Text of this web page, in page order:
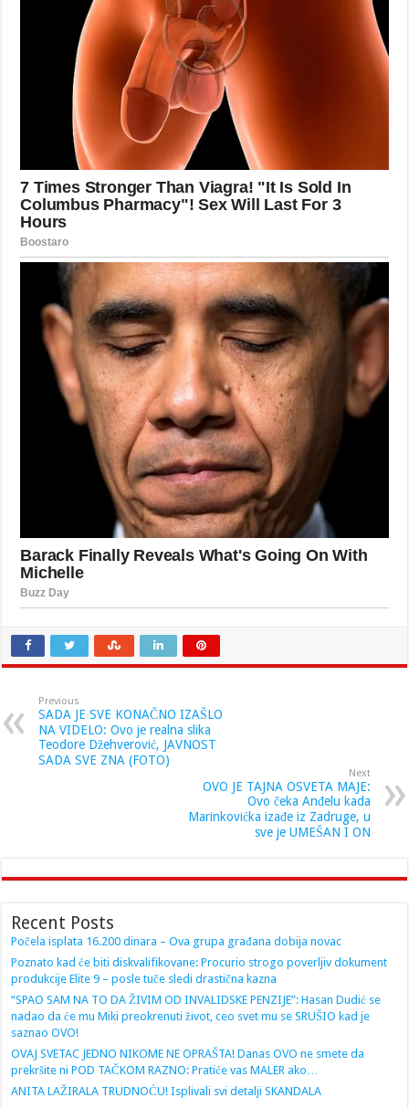
Previous
SADA JE SVE KONAČNO IZAŠLO
NA VIDELO: Ovo je realna slika
Teodore Džehverović, JAVNOST
SADA SVE ZNA (FOTO)
Next
OVO JE TAJNA OSVETA MAJE:
Ovo čeka Anđelu kada
Marinkovićka izađe iz Zadruge, u
sve je UMEŠAN I ON
Recent Posts
Počela isplata 16.200 dinara – Ova grupa građana dobija novac
Poznato kad će biti diskvalifikovane: Procurio strogo poverljiv dokument
produkcije Elite 9 – posle tuče sledi drastična kazna
“SPAO SAM NA TO DA ŽIVIM OD INVALIDSKE PENZIJE”: Hasan Dudić se
nadao da će mu Miki preokrenuti život, ceo svet mu se SRUŠIO kad je
saznao OVO!
OVAJ SVETAC JEDNO NIKOME NE OPRAŠTA! Danas OVO ne smete da
prekršite ni POD TAČKOM RAZNO: Pratiće vas MALER ako…
ANITA LAŽIRALA TRUDNOĆU! Isplivali svi detalji SKANDALA